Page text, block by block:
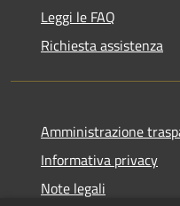
Leggi le FAQ
Richiesta assistenza
Amministrazione
Informativa privacy
Note legali